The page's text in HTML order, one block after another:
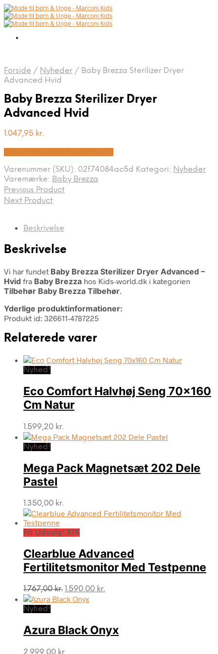
Forside / Nyheder / Baby Brezza Sterilizer Dryer
Advanced Hvid
Baby Brezza Sterilizer Dryer
Advanced Hvid
1.047,95 kr.
Varenummer (SKU): 02f74084ac5d Kategori: Nyheder
Varemærke: Baby Brezza
Previous Product
Next Product
Beskrivelse
Beskrivelse
Vi har fundet Baby Brezza Sterilizer Dryer Advanced –
Hvid fra Baby Brezza hos Kids-world.dk i kategorien
Tilbehør Baby Brezza Tilbehør.
Yderlige produktinformationer:
Produkt id: 326611-4787225
Relaterede varer
Nyhed!
Eco Comfort Halvhøj Seng 70×160
Cm Natur
1.599,20 kr.
Nyhed!
Mega Pack Magnetsæt 202 Dele
Pastel
1.350,00 kr.
På Udsalg! 10%
Clearblue Advanced
Fertilitetsmonitor Med Testpenne
1.767,00kr. Den
oprindelige
1.767,00 kr..
1.590,00 kr.
1.590,00 kr..
Nyhed!
Azura Black Onyx
2.999,00 kr.